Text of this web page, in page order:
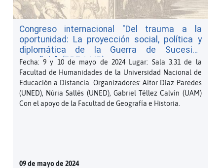
Congreso internacional "Del trauma a la
oportunidad: La proyección social, política y
diplomática de la Guerra de Sucesión
española". (PDF, 1 MB)
Fecha: 9 y 10 de mayo de 2024 Lugar: Sala 3.31 de la
Facultad de Humanidades de la Universidad Nacional de
Educación a Distancia. Organizadores: Aitor Díaz Paredes
(UNED), Núria Sallés (UNED), Gabriel Téllez Calvín (UAM)
Con el apoyo de la Facultad de Geografía e Historia.
09 de mayo de 2024